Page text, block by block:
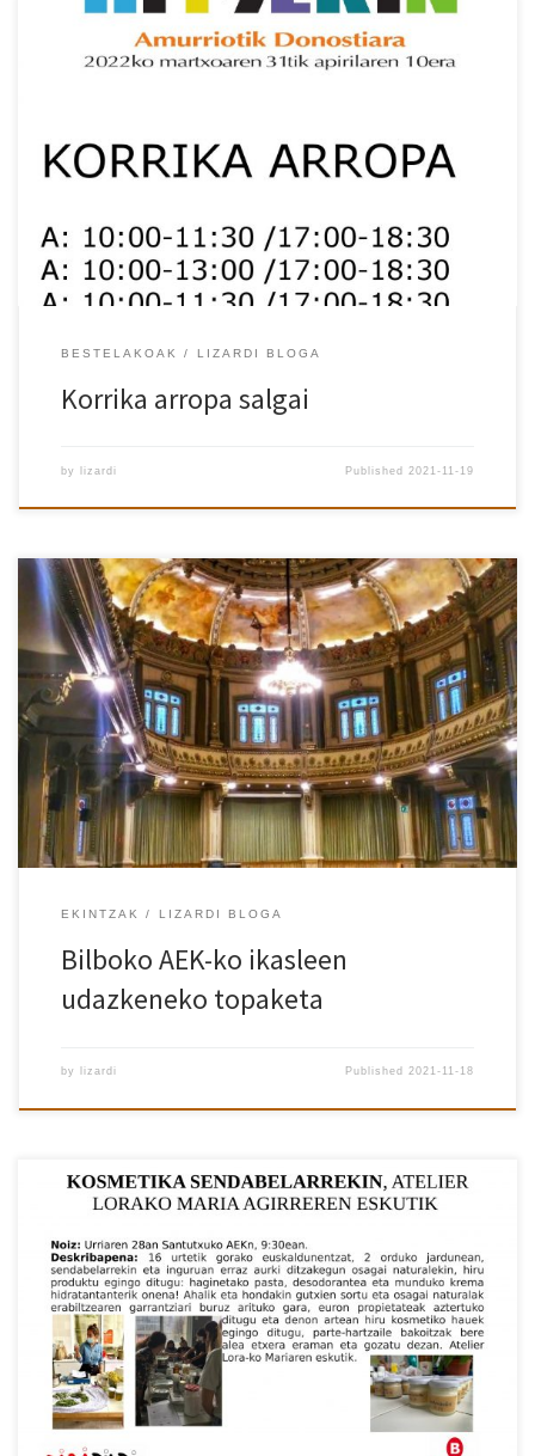
hala ere, Santa Maria kalean KORRIKA DENDA dugula (ostegun eta
ostiraletan 17etatik 20etara eta larunbatetan 10:30-13:30 eta
BESTELAKOAK LIZARDI BLOGA
Korrika arropa salgai
by lizardi Published 2021-11-19
EKINTZAK LIZARDI BLOGA
Bilboko AEK-ko ikasleen
udazkeneko topaketa
by lizardi Published2021-11-18